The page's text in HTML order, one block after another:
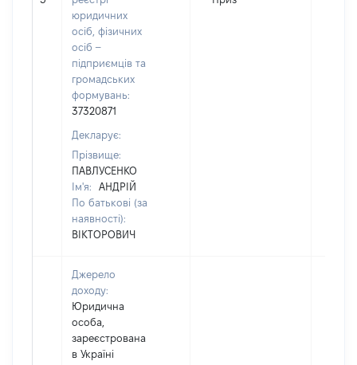
юридичних
осіб, фізичних
осіб –
підприємців та
громадських
формувань:
37320871
Декларує:
Прізвище:
ПАВЛУСЕНКО
Ім'я:
АНДРІЙ
По батькові (за
наявності):
ВІКТОРОВИЧ
Джерело
доходу:
Юридична
особа,
зареєстрована
в Україні